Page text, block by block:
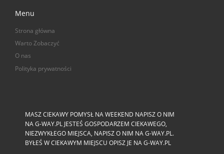
Menu
Strona główna
Warto Zobaczyć
O nas
Polityka prywatności
MASZ CIEKAWY POMYSŁ NA WEEKEND NAPISZ O NIM
NA G-WAY.PL JESTEŚ GOSPODARZEM CIEKAWEGO,
NIEZWYKŁEGO MIEJSCA, NAPISZ O NIM NA G-WAY.PL.
BYŁEŚ W CIEKAWYM MIEJSCU OPISZ JE NA G-WAY.PL